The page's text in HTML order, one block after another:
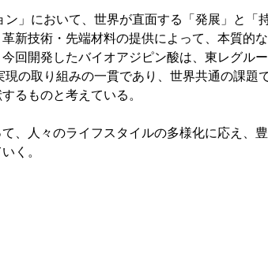
」において、世界が直面する「発展」と「
新技術・先端材料の提供によって、本質的
回開発したバイオアジピン酸は、東レグル
の取り組みの一貫であり、世界共通の課題
るものと考えている。
、人々のライフスタイルの多様化に応え、
く。